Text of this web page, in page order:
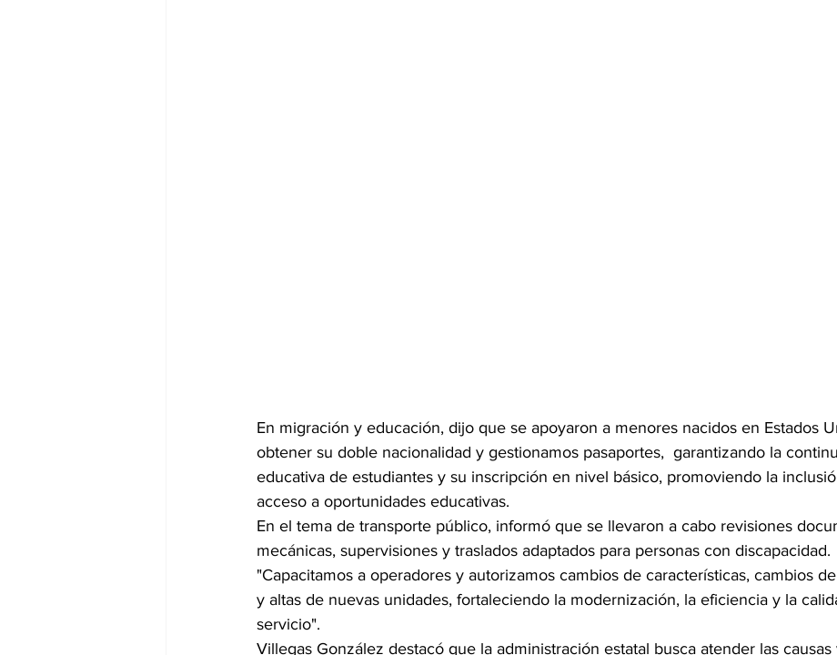
En migración y educación, dijo que se apoyaron a menores nacidos en Estados
obtener su doble nacionalidad y gestionamos pasaportes,  garantizando la
educativa de estudiantes y su inscripción en nivel básico, promoviendo la
acceso a oportunidades educativas.
En el tema de transporte público, informó que se llevaron a cabo revisiones
mecánicas, supervisiones y traslados adaptados para personas con discapacidad.
"Capacitamos a operadores y autorizamos cambios de características, cambios
y altas de nuevas unidades, fortaleciendo la modernización, la eficiencia y la
servicio".
Villegas González destacó que la administración estatal busca atender las causas